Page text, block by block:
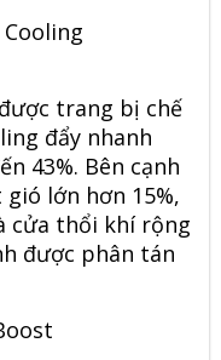
trang bị chế
đẩy nhanh
43%. Bên cạnh
lớn hơn 15%,
cửa thổi khí rộng
được phân tán